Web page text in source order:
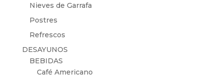
Nieves de Garrafa
Postres
Refrescos
DESAYUNOS
BEBIDAS
Café Americano